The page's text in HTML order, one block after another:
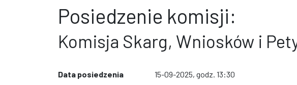
Posiedzenie komisji:
Komisja Skarg, Wniosków i
Data posiedzenia
15-09-2025, godz. 13:30